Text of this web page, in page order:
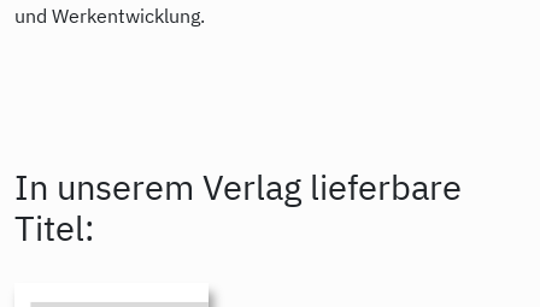
und Werkentwicklung.
In unserem Verlag lieferbare
Titel: